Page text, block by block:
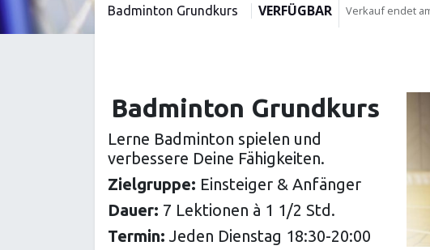
Badminton Grundkurs VERFÜGBAR Verkauf endet
Badminton Grundkurs
Lerne Badminton spielen und
verbessere Deine Fähigkeiten.
Zielgruppe: Einsteiger & Anfänger
Dauer: 7 Lektionen à 1 1/2 Std.
Termin: Jeden Dienstag 18:30-20:00